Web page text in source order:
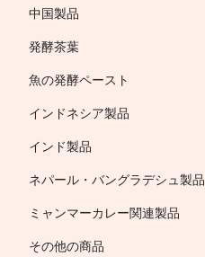
中国製品
発酵茶葉
魚の発酵ペースト
インドネシア製品
インド製品
ネパール・バングラデシュ製品
ミャンマーカレー関連製品
その他の商品